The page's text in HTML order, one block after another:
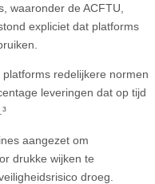
waaronder de ACFTU,
expliciet dat platforms
platforms redelijkere normen
leveringen dat op tijd
aangezet om
drukke wijken te
droeg.